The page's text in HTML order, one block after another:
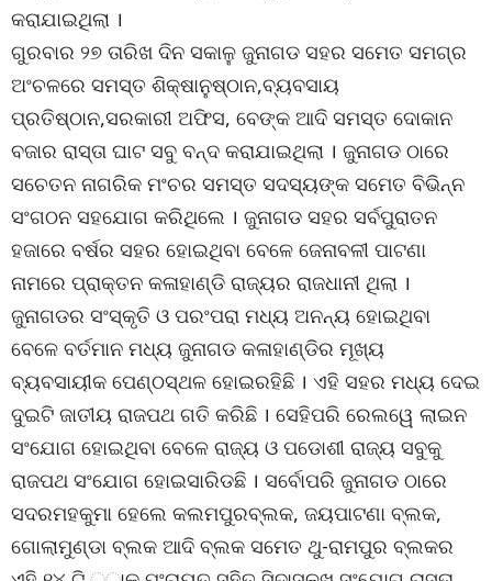
କରାଯାଇଥିଲା ।
ଗୁରବାର ୨୭ ତାରିଖ ଦିନ ସକାଳୁ ଜୁନାଗଡ ସହର ସମେତ ସମଗ୍ର
ଅଂଚଳରେ ସମସ୍ତ ଶିକ୍ଷାନୁଷ୍ଠାନ,ବ୍ୟବସାୟ
ପ୍ରତିଷ୍ଠାନ,ସରକାରୀ ଅଫିସ, ବେଙ୍କ ଆଦି ସମସ୍ତ ଦୋକାନ
ବଜାର ରାସ୍ତା ଘାଟ ସବୁ ବନ୍ଦ କରାଯାଇଥିଲା । ଜୁନାଗଡ ଠାରେ
ସଚେତନ ନାଗରିକ ମଂଚର ସମସ୍ତ ସଦସ୍ୟଙ୍କ ସମେତ ବିଭିନ୍ନ
ସଂଗଠନ ସହଯୋଗ କରିଥିଲେ । ଜୁନାଗଡ ସହର ସର୍ବପୁରାତନ
ହଜାରେ ବର୍ଷର ସହର ହୋଇଥିବା ବେଳେ ଜେନାବଳୀ ପାଟଣା
ନାମରେ ପ୍ରାକ୍ତନ କଳାହାଣ୍ଡି ରାଜ୍ୟର ରାଜଧାନୀ ଥିଲା ।
ଜୁନାଗଡର ସଂସ୍କୃତି ଓ ପରଂପରା ମଧ୍ୟ ଅନନ୍ୟ ହୋଇଥିବା
ବେଳେ ବର୍ତମାନ ମଧ୍ୟ ଜୁନାଗଡ କଳାହାଣ୍ଡିର ମୂଖ୍ୟ
ବ୍ୟବସାୟୀକ ପେଣ୍ଠସ୍ଥଳ ହୋଇରହିଛି । ଏହି ସହର ମଧ୍ୟ ଦେଇ
ଦୁଇଟି ଜାତୀୟ ରାଜପଥ ଗତି କରିଛି । ସେହିପରି ରେଲୱେ ଲାଇନ
ସଂଯୋଗ ହୋଇଥିବା ବେଳେ ରାଜ୍ୟ ଓ ପଡୋଶୀ ରାଜ୍ୟ ସବୁକୁ
ରାଜପଥ ସଂଯୋଗ ହୋଇସାରିଡଛି । ସର୍ବୋପରି ଜୁନାଗଡ ଠାରେ
ସଦରମହକୁମା ହେଲେ କଲମପୁରବ୍ଲକ, ଜୟପାଟଣା ବ୍ଲକ,
ଗୋଲାମୁଣ୍ଡା ବ୍ଲକ ଆଦି ବ୍ଲକ ସମେତ ଥୁ-ରାମପୁର ବ୍ଲକର